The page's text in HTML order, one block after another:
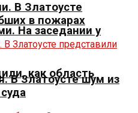
На заседании у
как область
В Златоусте
в пожарах
В Златоусте шум из